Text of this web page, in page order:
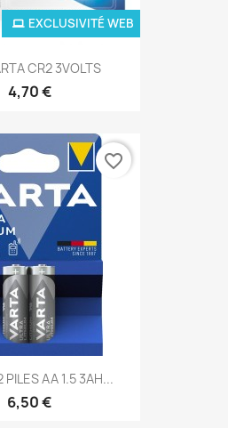
CR2 3VOLTS
4,70 €
EXCLUSIVITÉ WEB
PILES AA 1.5 3AH...
6,50 €
favorite_border